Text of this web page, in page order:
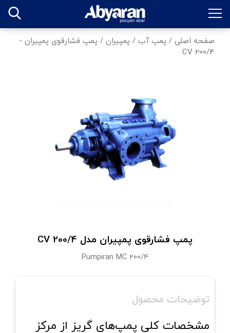
صفحه اصلی / پمپ آب / پمپیران / پمپ فشارقوی پمپیران -
CV 200/4
پمپ فشارقوی پمپیران مدل CV 200/4
Pumpiran MC 200/4
توضیحات محصول
مشخصات کلی پمپ‌های گریز از مرکز